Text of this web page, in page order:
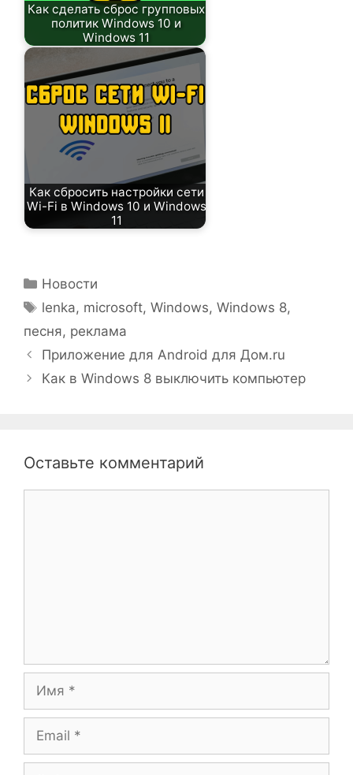
Как сделать сброс групповых
политик Windows 10 и
Windows 11
Как сбросить настройки сети
Wi-Fi в Windows 10 и Windows
11
Рубрики
Новости
Метки
lenka, microsoft,Windows,Windows 8,
песня, реклама
Приложение для Android для Дом.ru
Как в Windows 8 выключить компьютер
Оставьте комментарий
Имя
Email
Сайт